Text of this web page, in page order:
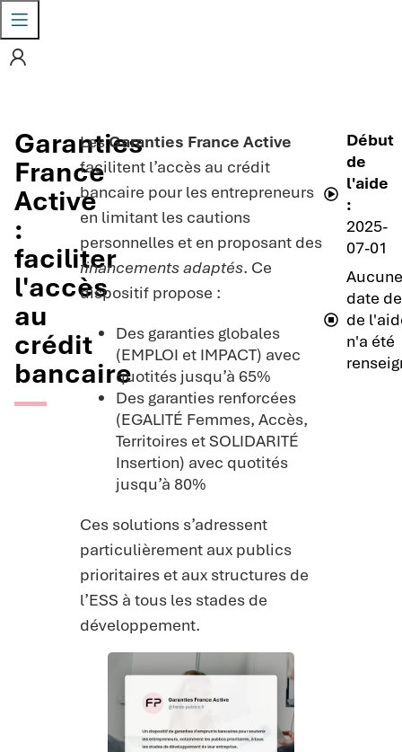
Garanties
France
Active
:
faciliter
l'accès
au
crédit
bancaire
LesGaranties France Active
facilitent l’accès au crédit
bancaire pour les entrepreneurs
en limitant les cautions
personnelles et en proposant des
financements adaptés. Ce
dispositif propose :
Des garanties globales
(EMPLOI et IMPACT) avec
quotités jusqu’à 65%
Des garanties renforcées
(EGALITÉ Femmes, Accès,
Territoires et SOLIDARITÉ
Insertion) avec quotités
jusqu’à 80%
Ces solutions s’adressent
particulièrement aux publics
prioritaires et aux structures de
l’ESS à tous les stades de
développement.
Début
de
l'aide
:
2025-
07-01
date
de
n'a été